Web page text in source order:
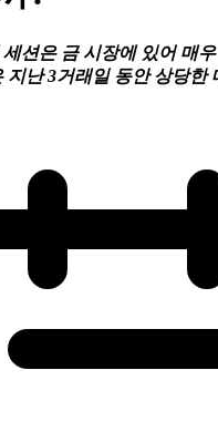
세션은 금 시장에 있어 매
지난 3거래일 동안 상당한